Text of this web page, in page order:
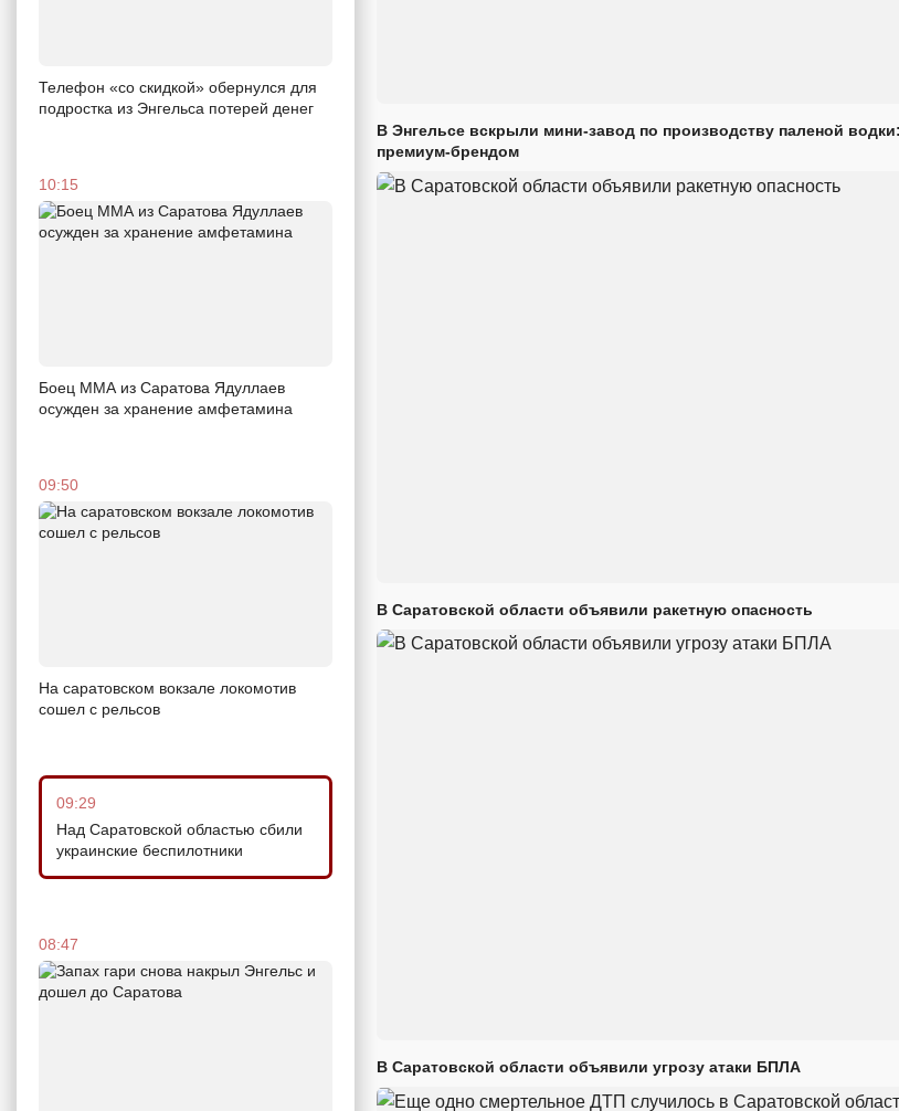
Телефон «со скидкой» обернулся для
подростка из Энгельса потерей денег
10:15
Боец ММА из Саратова Ядуллаев
осужден за хранение амфетамина
09:50
На саратовском вокзале локомотив
сошел с рельсов
09:29
Над Саратовской областью сбили
украинские беспилотники
08:47
В Энгельсе вскрыли мини-завод по производству паленой
премиум-брендом
В Саратовской области объявили ракетную опасность
В Саратовской области объявили угрозу атаки БПЛА